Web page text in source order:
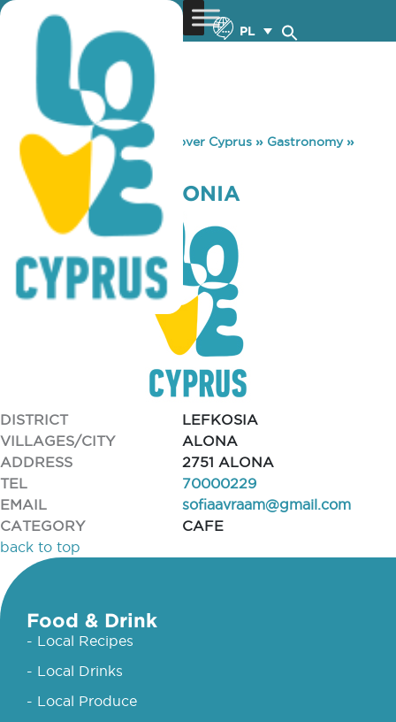
PL
You are here: Home »Discover Cyprus » Gastronomy»
ALONIA KAI SALONIA
ALONIA KAI SALONIA
DISTRICT
LEFKOSIA
VILLAGES/CITY
ALONA
ADDRESS
2751 ALONA
TEL
70000229
EMAIL
sofiaavraam@gmail.com
CATEGORY
CAFE
back to top
Food & Drink
- Local Recipes
- Local Drinks
- Local Produce